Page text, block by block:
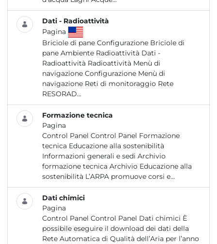
Dati - Radioattività
Pagina
Briciole di pane Configurazione Briciole di
pane Ambiente Radioattività Dati -
Radioattività Radioattività Menù di
navigazione Configurazione Menù di
navigazione Reti di monitoraggio Rete
RESORAD...
Formazione tecnica
Pagina
Control Panel Control Panel Formazione
tecnica Educazione alla sostenibilità
Informazioni generali e sedi Archivio
formazione tecnica Archivio Educazione alla
sostenibilità L’ARPA promuove corsi e...
Dati chimici
Pagina
Control Panel Control Panel Dati chimici È
possibile eseguire il download dei dati della
Rete Automatica di Qualità dell’Aria per l’anno